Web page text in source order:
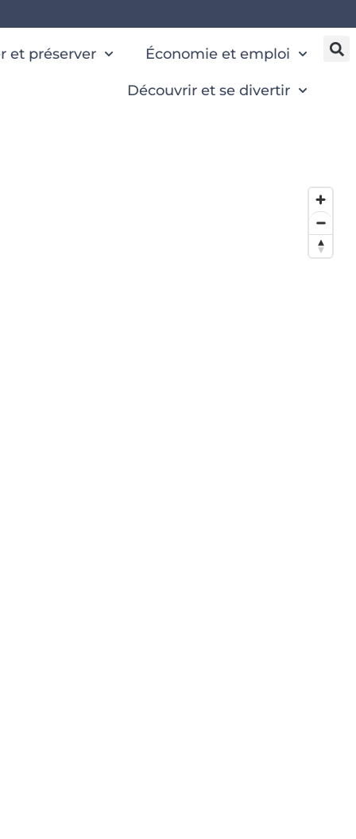
et préserver Économie et emploi
Découvrir et se divertir